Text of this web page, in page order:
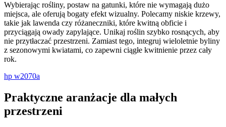
Wybierając rośliny, postaw na gatunki, które nie wymagają dużo
miejsca, ale oferują bogaty efekt wizualny. Polecamy niskie krzewy,
takie jak lawenda czy różaneczniki, które kwitną obficie i
przyciągają owady zapylające. Unikaj roślin szybko rosnących, aby
nie przytłaczać przestrzeni. Zamiast tego, integruj wieloletnie byliny
z sezonowymi kwiatami, co zapewni ciągłe kwitnienie przez cały
rok.
hp w2070a
Praktyczne aranżacje dla małych
przestrzeni